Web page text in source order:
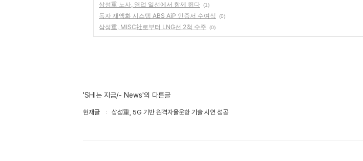
삼성重 노사, 영업 일선에서 함께 뛴다 (1)
독자 재액화 시스템 ABS AiP 인증서 수여식 (0)
삼성重, MISC社로부터 LNG선 2척 수주 (0)
'SHI는 지금/- News'의 다른글
현재글 삼성重, 5G 기반 원격자율운항 기술 시연 성공